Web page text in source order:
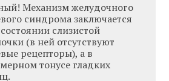
Механизм желудочного
синдрома заключается
слизистой
(в ней отсутствуют
рецепторы), а в
тонусе гладких